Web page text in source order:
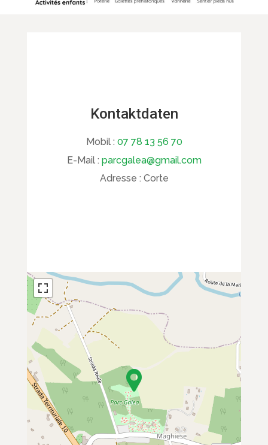
Kontaktdaten
Mobil : 07 78 13 56 70
E-Mail : parcgalea@gmail.com
Adresse : Corte